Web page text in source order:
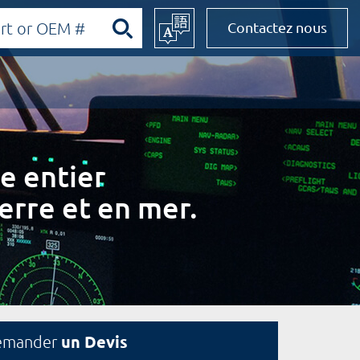
Contactez nous
entier
et en mer.
un Devis